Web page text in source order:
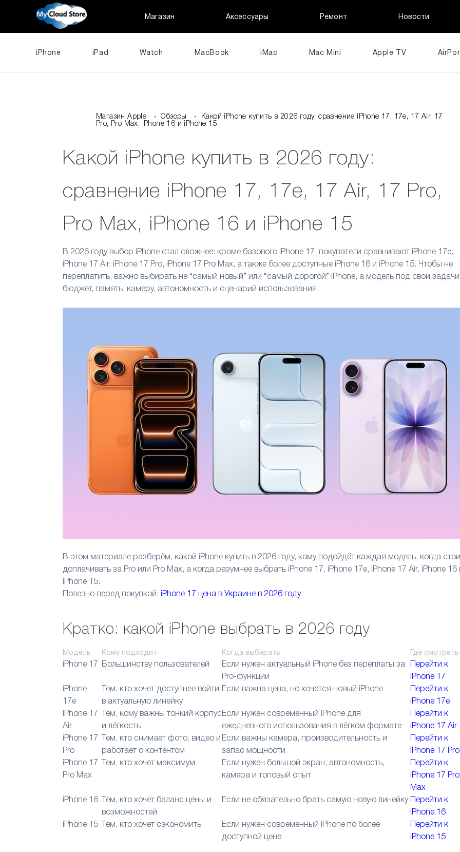
Магазин Аксессуары Ремонт Новости
iPhone iPad Watch MacBook iMac Mac Mini Apple TV
Магазин Apple › Обзоры ›
Какой iPhone купить в 2026 году: сравнение iPhone 17, 17e, 17 Air, 17
Pro, Pro Max, iPhone 16 и iPhone 15
Какой iPhone купить в 2026 году:
сравнение iPhone 17, 17e, 17 Air, 17 Pro,
Pro Max, iPhone 16 и iPhone 15
В 2026 году выбор iPhone стал сложнее: кроме базового iPhone 17, покупатели сравнивают iPhone 17e,
iPhone 17 Air, iPhone 17 Pro, iPhone 17 Pro Max, а также более доступные iPhone 16 и iPhone 15. Чтобы не
переплатить, важно выбирать не “самый новый” или “самый дорогой” iPhone, а модель под свои
бюджет, память, камеру, автономность и сценарий использования.
В этом материале разберём, какой iPhone купить в 2026 году, кому подойдёт каждая модель, когда
доплачивать за Pro или Pro Max, а когда разумнее выбрать iPhone 17, iPhone 17e, iPhone 17 Air, iPhone 16
iPhone 15.
Полезно перед покупкой:
iPhone 17 цена в Украине в 2026 году
Кратко: какой iPhone выбрать в 2026 году
Модель Кому подходит Когда выбирать Где смотреть
iPhone 17 Большинству пользователей
Если нужен актуальный iPhone без переплаты за
Pro-функции
Перейти к
iPhone 17
iPhone
17e
Тем, кто хочет доступнее войти
в актуальную линейку
Если важна цена, но хочется новый iPhone
Перейти к
iPhone 17e
iPhone 17
Air
Тем, кому важны тонкий корпус
и лёгкость
Если нужен современный iPhone для
ежедневного использования в лёгком формате
Перейти к
iPhone 17 Air
iPhone 17
Pro
Тем, кто снимает фото, видео и
работает с контентом
Если важны камера, производительность и
запас мощности
Перейти к
iPhone 17 Pro
iPhone 17
Pro Max
Тем, кто хочет максимум
Если нужен большой экран, автономность,
камера и топовый опыт
Перейти к
iPhone 17 Pro
Max
iPhone 16
Тем, кто хочет баланс цены и
возможностей
Если не обязательно брать самую новую линейку
Перейти к
iPhone 16
iPhone 15
Тем, кто хочет сэкономить
Если нужен современный iPhone по более
доступной цене
Перейти к
iPhone 15